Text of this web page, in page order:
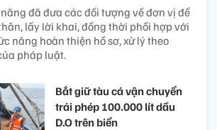
đã đưa các đối tượng về đơn vị để
lấy lời khai, đồng thời phối hợp với
năng hoàn thiện hồ sơ, xử lý theo
pháp luật.
Bắt giữ tàu cá vận chuyển
trái phép 100.000 lít dầu
D.O trên biển